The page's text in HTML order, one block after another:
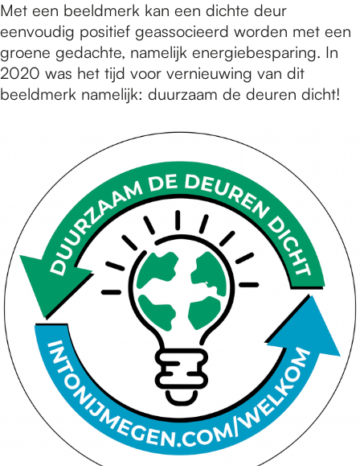
Met een beeldmerk kan een dichte deur
eenvoudig positief geassocieerd worden met een
groene gedachte, namelijk energiebesparing. In
2020 was het tijd voor vernieuwing van dit
beeldmerk namelijk: duurzaam de deuren dicht!